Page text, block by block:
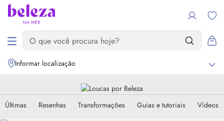
Informar localização
Últimas Resenhas Transformações Guias e tutoriais Vídeos